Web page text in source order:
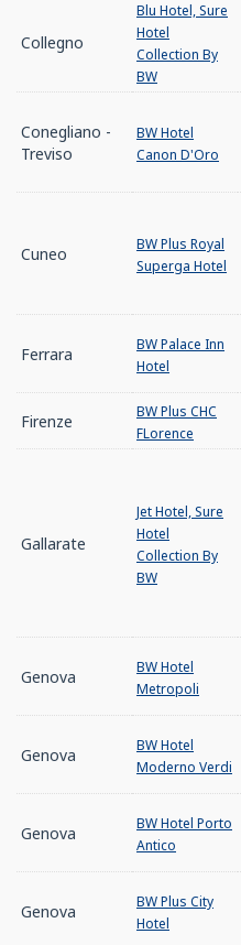
Collegno
Blu Hotel, Sure
Hotel
Collection By
BW
Conegliano -
Treviso
BW Hotel
Canon D'Oro
Cuneo
BW Plus Royal
Superga Hotel
Ferrara
BW Palace Inn
Hotel
Firenze
BW Plus CHC
FLorence
Gallarate
Jet Hotel, Sure
Hotel
Collection By
BW
Genova
BW Hotel
Metropoli
Genova
BW Hotel
Moderno Verdi
Genova
BW Hotel Porto
Antico
Genova
BW Plus City
Hotel